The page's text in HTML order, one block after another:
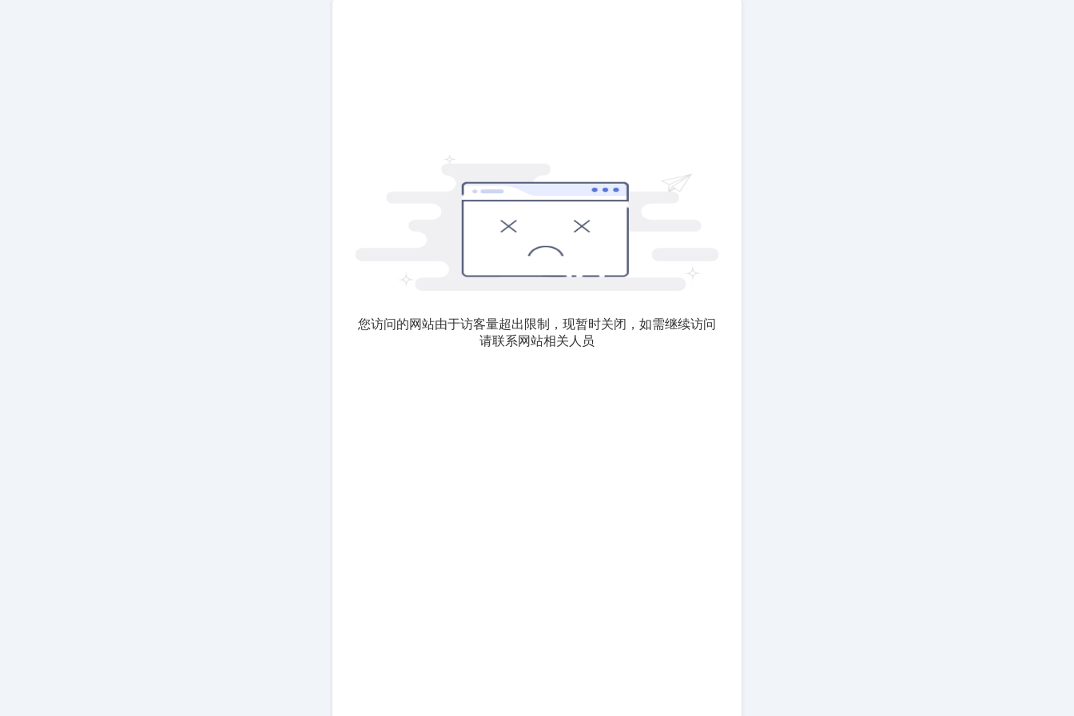
您访问的网站由于访客量超出限制，现暂时关闭，如需继续访问
请联系网站相关人员